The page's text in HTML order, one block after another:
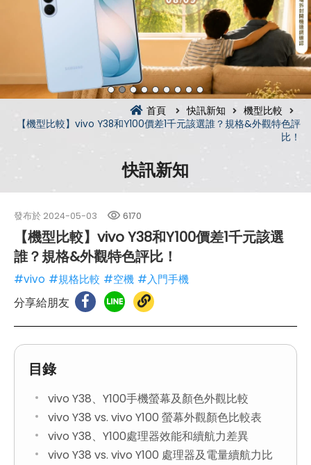
首頁 快訊新知
機型比較
【機型比較】vivo Y38和Y100價差1千元該選誰？規格&外觀特色評
比！
快訊新知
發布於 2024-05-03 6170
【機型比較】vivo Y38和Y100價差1千元該選
誰？規格&外觀特色評比！
#vivo #規格比較 #空機 #入門手機
分享給朋友
目錄
vivo Y38、Y100手機螢幕及顏色外觀比較
vivo Y38 vs. vivo Y100 螢幕外觀顏色比較表
vivo Y38、Y100處理器效能和續航力差異
vivo Y38 vs. vivo Y100 處理器及電量續航力比